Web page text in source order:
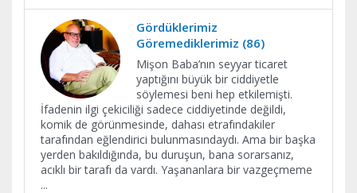
Gördüklerimiz
Göremediklerimiz (86)
Mişon Baba’nın seyyar ticaret
yaptığını büyük bir ciddiyetle
söylemesi beni hep etkilemişti.
İfadenin ilgi çekiciliği sadece ciddiyetinde değildi,
komik de görünmesinde, dahası etrafındakiler
tarafından eğlendirici bulunmasındaydı. Ama bir başka
yerden bakıldığında, bu duruşun, bana sorarsanız,
acıklı bir tarafı da vardı. Yaşananlara bir vazgeçmeme
...